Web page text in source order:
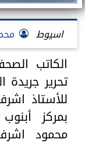
اسيوط
الكاتب
تحرير جريدة
للأستاذ
بمركز
محمود